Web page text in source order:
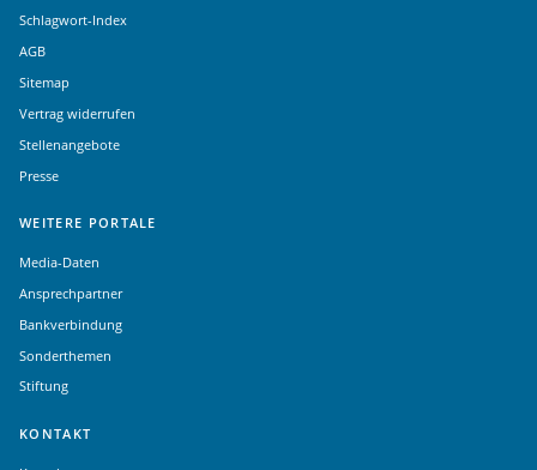
Schlagwort-Index
AGB
Sitemap
Vertrag widerrufen
Stellenangebote
Presse
WEITERE PORTALE
Media-Daten
Ansprechpartner
Bankverbindung
Sonderthemen
Stiftung
KONTAKT